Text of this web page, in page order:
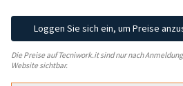
Loggen Sie sich ein, um Preise
Die Preise auf Tecniwork.it sind nur nach
Website sichtbar.